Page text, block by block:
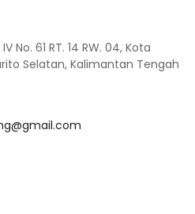
No. 61 RT. 14 RW. 04, Kota
Selatan, Kalimantan Tengah